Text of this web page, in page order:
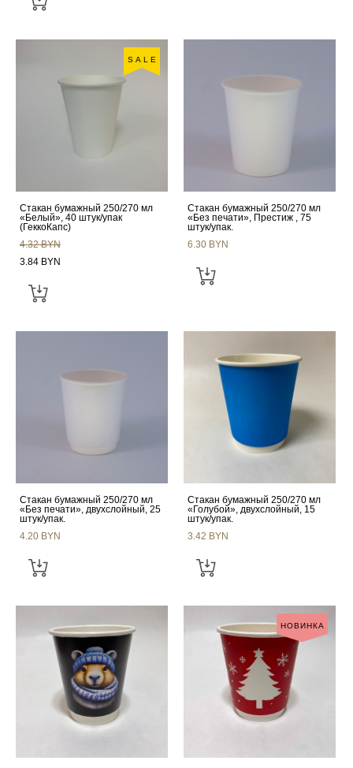
SALE
Стакан бумажный 250/270 мл
«Белый», 40 штук/упак
(ГеккоКапс)
4.32 BYN
3.84 BYN
Стакан бумажный 250/270 мл
«Без печати», Престиж , 75
штук/упак.
6.30 BYN
Стакан бумажный 250/270 мл
«Без печати», двухслойный, 25
штук/упак.
4.20 BYN
Стакан бумажный 250/270 мл
«Голубой», двухслойный, 15
штук/упак.
3.42 BYN
НОВИНКА